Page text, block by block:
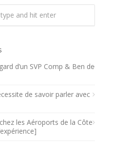
d’un SVP Comp & Ben de
de savoir parler avec
les Aéroports de la Côte